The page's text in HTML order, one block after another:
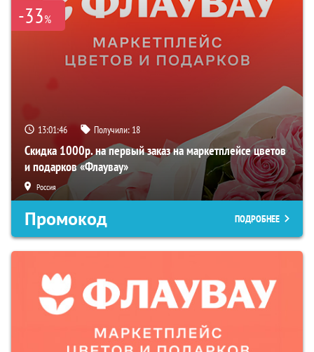
-33%
13:01:45 Получили: 18
Скидка 1000р. на первый заказ на маркетплейсе цветов
и подарков «Флаувау»
Россия
Промокод ПОДРОБНЕЕ